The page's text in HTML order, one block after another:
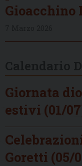
Gioacchino
Giornata
estivi (01/
Goretti (05/